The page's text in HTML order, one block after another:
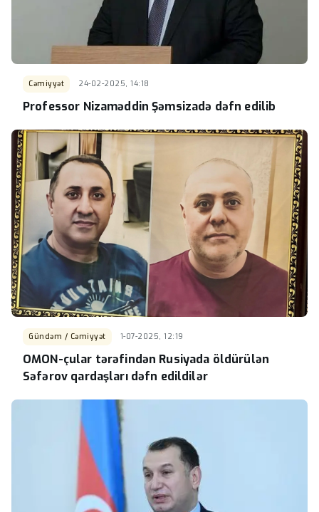
Cəmiyyət 24-02-2025, 14:18
Professor Nizaməddin Şəmsizadə dəfn edilib
Gündəm / Cəmiyyət 1-07-2025, 12:19
OMON-çular tərəfindən Rusiyada öldürülən
Səfərov qardaşları dəfn edildilər